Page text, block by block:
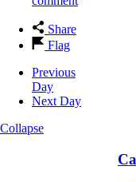
Share
Flag
Previous
Day
Next Day
Collapse